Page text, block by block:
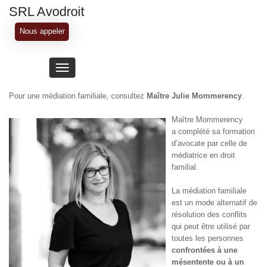
Aller
contenu
principal
SRL Avodroit
Nous appeler
Toggle
navigation
Pour une médiation familiale, consultez Maître Julie Mommerency
Maître Mommerency
a complété sa formation
d’avocate par celle de
médiatrice en droit
familial.
La médiation familiale
est un mode alternatif de
résolution des conflits
qui peut être utilisé par
toutes les personnes
confrontées à une
mésentente ou à un